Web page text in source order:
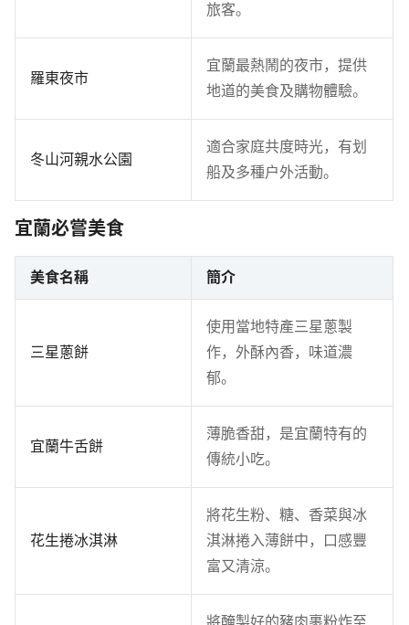
旅客。
羅東夜市
宜蘭最熱鬧的夜市，提供
地道的美食及購物體驗。
冬山河親水公園
適合家庭共度時光，有划
船及多種戶外活動。
宜蘭必嘗美食
美食名稱 簡介
三星蔥餅
使用當地特產三星蔥製
作，外酥內香，味道濃
郁。
宜蘭牛舌餅
薄脆香甜，是宜蘭特有的
傳統小吃。
花生捲冰淇淋
將花生粉、糖、香菜與冰
淇淋捲入薄餅中，口感豐
富又清涼。
將醃製好的豬肉裹粉炸至